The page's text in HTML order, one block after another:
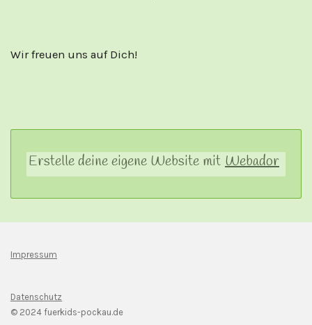
Wir freuen uns auf Dich!
Erstelle deine eigene Website mit Webador
Impressum
Datenschutz
© 2024 fuerkids-pockau.de